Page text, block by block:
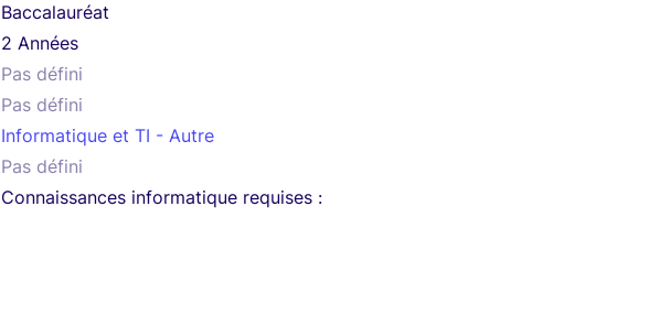
Baccalauréat
2 Années
Pas défini
Pas défini
Informatique et TI - Autre
Pas défini
Connaissances informatique requises :